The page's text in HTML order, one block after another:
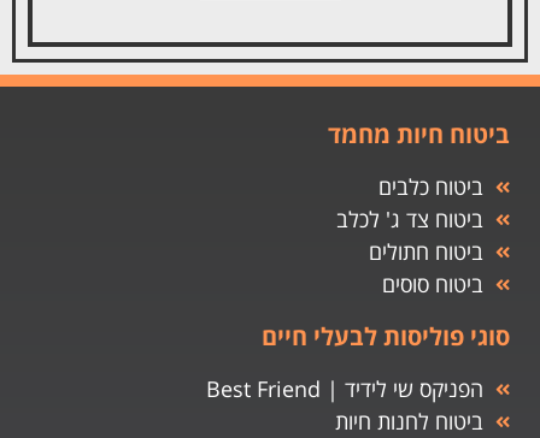
ביטוח חיות מחמד
ביטוח כלבים
ביטוח צד ג' לכלב
ביטוח חתולים
ביטוח סוסים
סוגי פוליסות לבעלי חיים
הפניקס שי לידיד | Best Friend
ביטוח לחנות חיות